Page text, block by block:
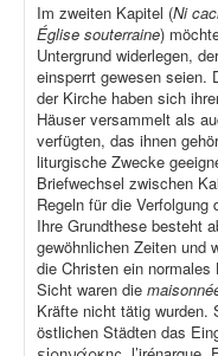
Im zweiten Kapitel (Ni
Église souterraine)
Untergrund widerlegen,
einsperrt gewesen seien.
der Kirche haben sich
Häuser versammelt als
verfügten, das ihnen
liturgische Zwecke
Briefwechsel zwischen
Regeln für die Verfolgung
Ihre Grundthese besteht
gewöhnlichen Zeiten und
die Christen ein
Sicht waren die
Kräfte nicht tätig
östlichen Städten das